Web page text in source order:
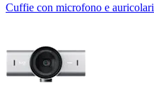
Cuffie con microfono e auricolari